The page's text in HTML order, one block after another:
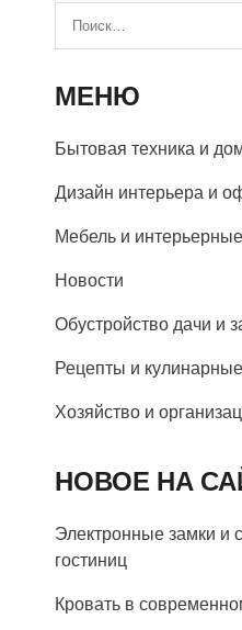
МЕНЮ
Бытовая техника и
Дизайн интерьера и
Мебель и
Новости
Обустройство дачи и
Рецепты и
Хозяйство и
НОВОЕ НА
Электронные замки и
гостиниц
Кровать в